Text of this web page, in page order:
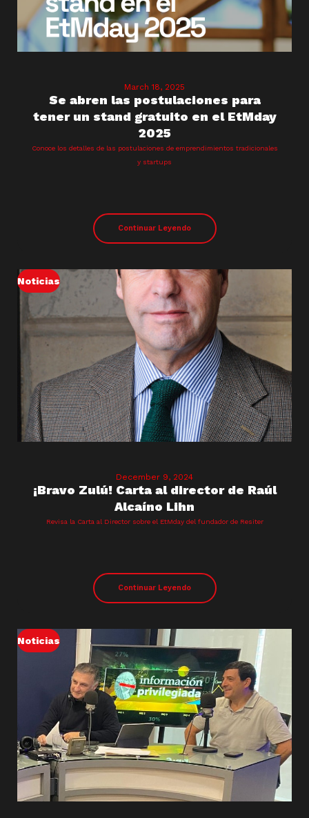
March 18, 2025
Se abren las postulaciones para
tener un stand gratuito en el EtMday
2025
Conoce los detalles de las postulaciones de emprendimientos tradicionales
y startups
Continuar Leyendo
Noticias
December 9, 2024
¡Bravo Zulú! Carta al director de Raúl
Alcaíno Lihn
Revisa la Carta al Director sobre el EtMday del fundador de Resiter
Continuar Leyendo
Noticias